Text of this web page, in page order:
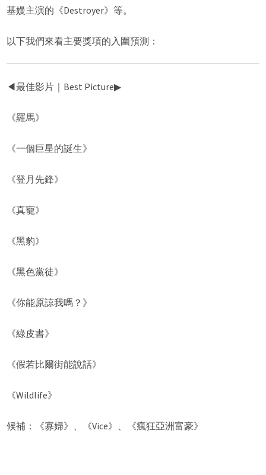
基嫚主演的《Destroyer》等。
以下我們來看主要獎項的入圍預測：
◀︎最佳影片｜Best Picture▶︎
《羅馬》
《一個巨星的誕生》
《登月先鋒》
《真寵》
《黑豹》
《黑色黨徒》
《你能原諒我嗎？》
《綠皮書》
《假若比爾街能說話》
《Wildlife》
候補：《寡婦》、《Vice》、《瘋狂亞洲富豪》